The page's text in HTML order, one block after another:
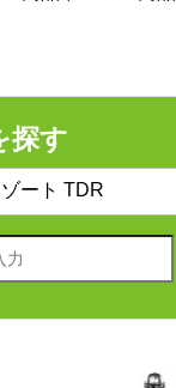
探す